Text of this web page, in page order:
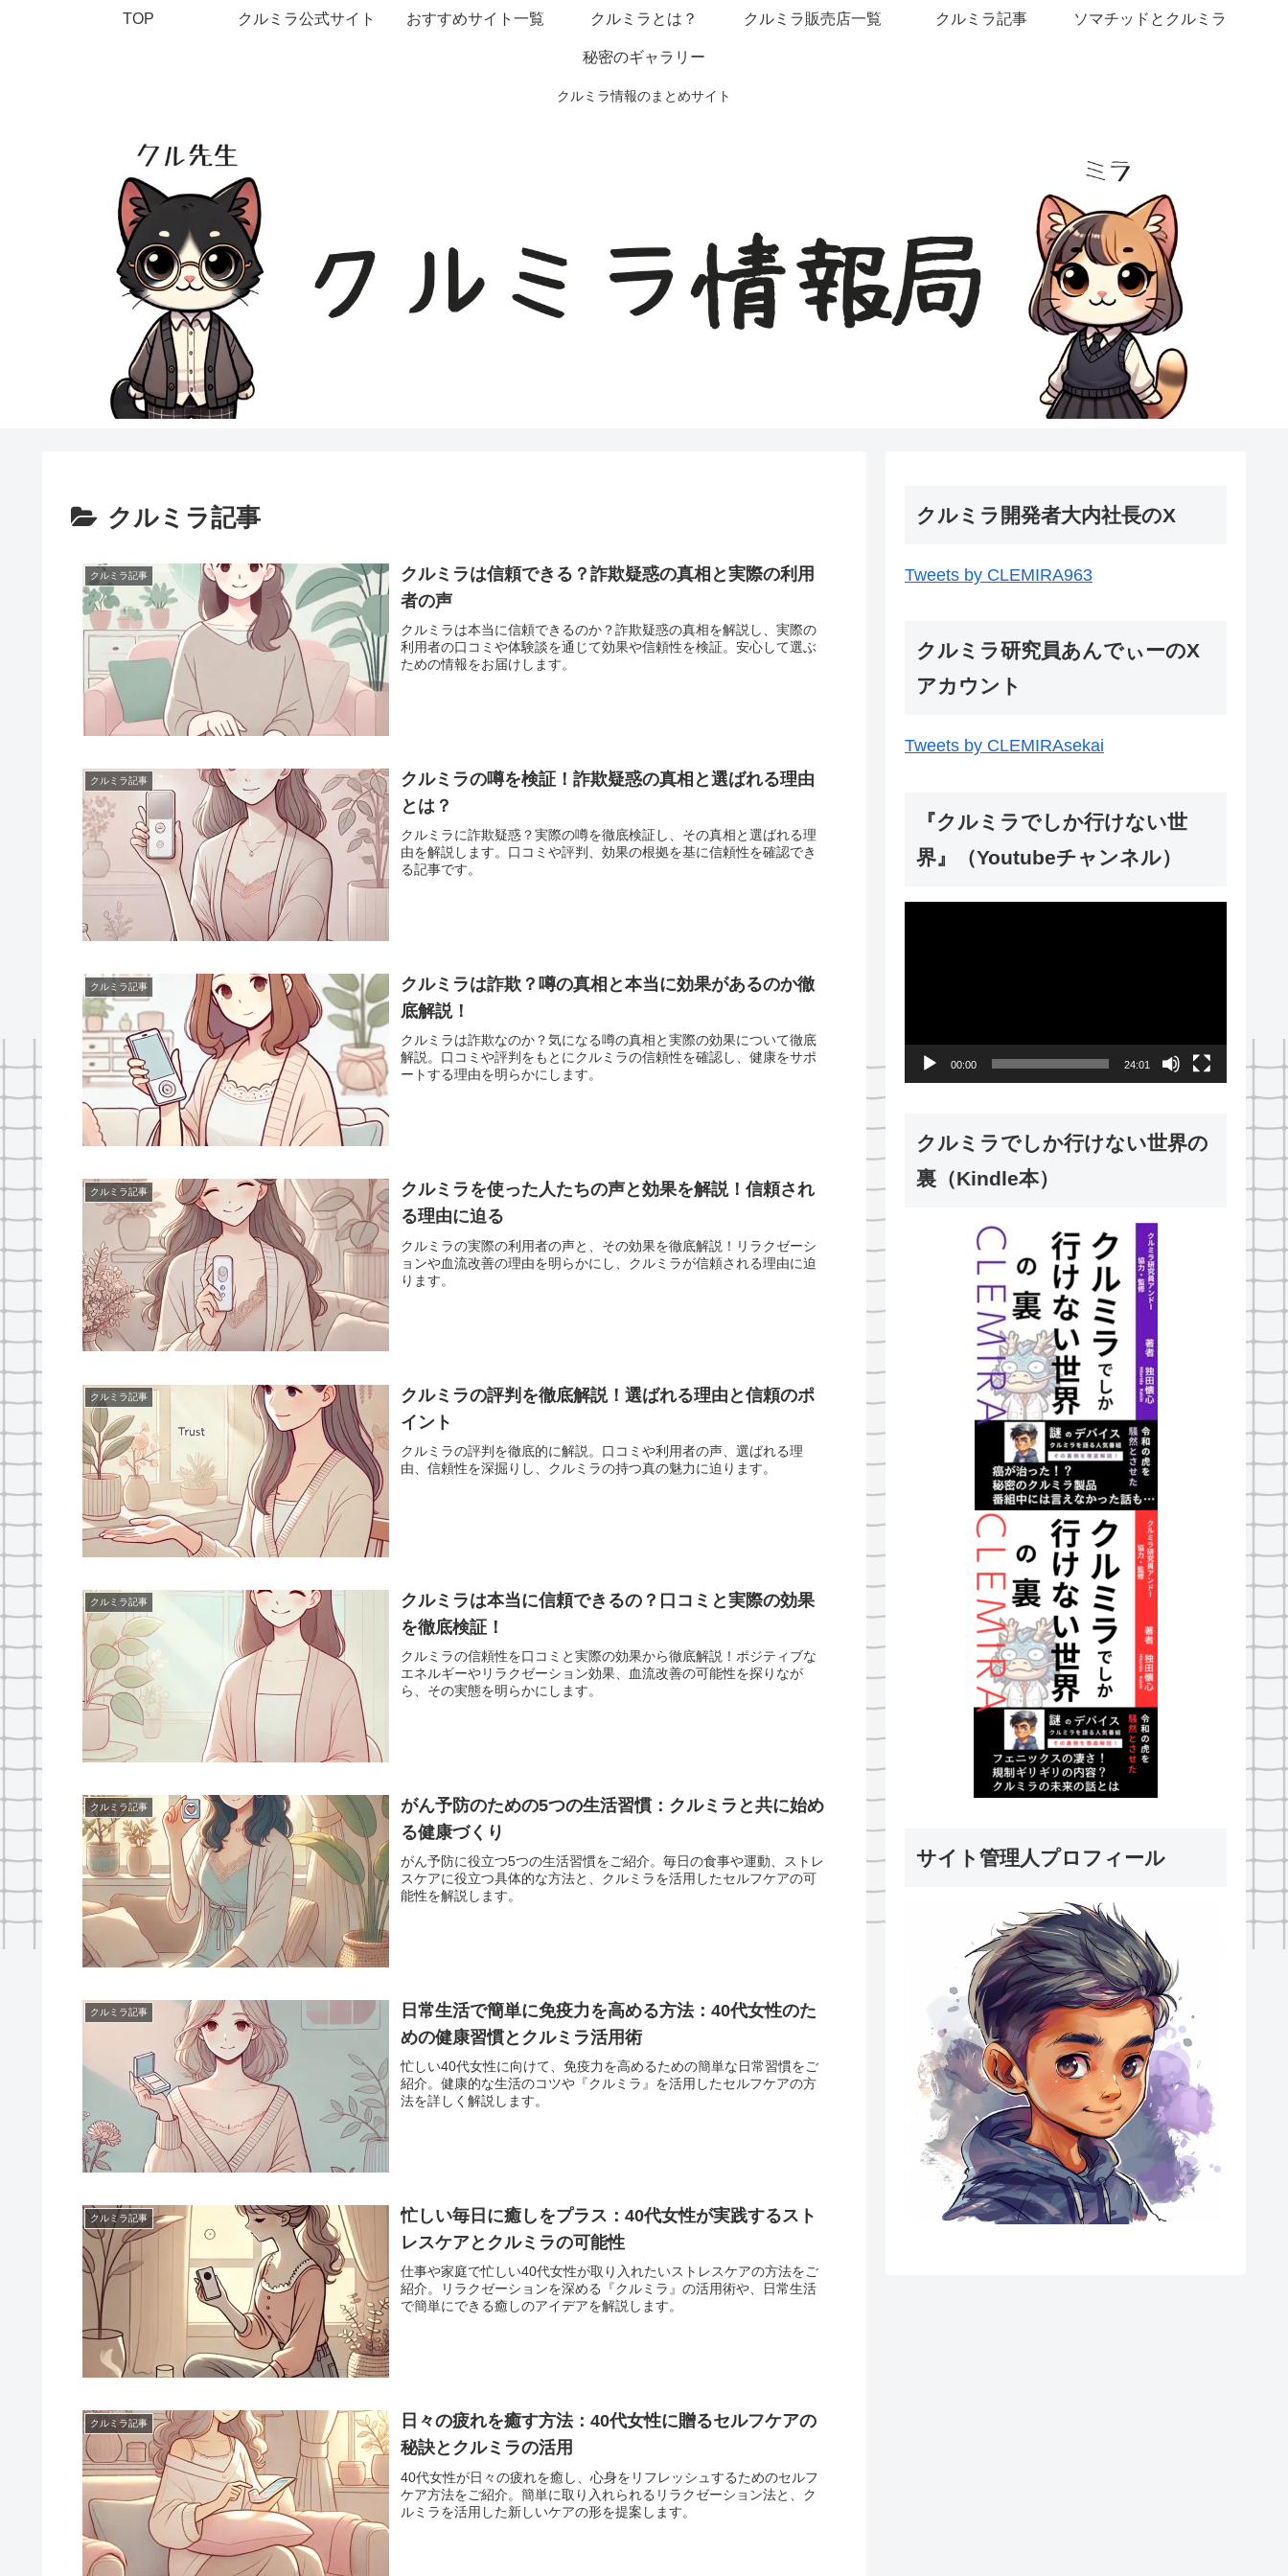
クルミラ情報のまとめサイト
TOP クルミラ公式サイト おすすめサイト一覧 クルミラとは？ クルミラ販売店一覧 クルミラ記事 ソマチッドとクルミラ
秘密のギャラリー
クルミラ記事
クルミラ記事
クルミラは信頼できる？詐欺疑惑の真相と実際の利用
者の声
クルミラは本当に信頼できるのか？詐欺疑惑の真相を解説し、実際の
利用者の口コミや体験談を通じて効果や信頼性を検証。安心して選ぶ
ための情報をお届けします。
クルミラ記事
クルミラの噂を検証！詐欺疑惑の真相と選ばれる理由
とは？
クルミラに詐欺疑惑？実際の噂を徹底検証し、その真相と選ばれる理
由を解説します。口コミや評判、効果の根拠を基に信頼性を確認でき
る記事です。
クルミラ記事
クルミラは詐欺？噂の真相と本当に効果があるのか徹
底解説！
クルミラは詐欺なのか？気になる噂の真相と実際の効果について徹底
解説。口コミや評判をもとにクルミラの信頼性を確認し、健康をサポ
ートする理由を明らかにします。
クルミラ記事
クルミラを使った人たちの声と効果を解説！信頼され
る理由に迫る
クルミラの実際の利用者の声と、その効果を徹底解説！リラクゼーシ
ョンや血流改善の理由を明らかにし、クルミラが信頼される理由に迫
ります。
クルミラ記事
クルミラの評判を徹底解説！選ばれる理由と信頼のポ
イント
クルミラの評判を徹底的に解説。口コミや利用者の声、選ばれる理
由、信頼性を深掘りし、クルミラの持つ真の魅力に迫ります。
クルミラ記事
クルミラは本当に信頼できるの？口コミと実際の効果
を徹底検証！
クルミラの信頼性を口コミと実際の効果から徹底解説！ポジティブな
エネルギーやリラクゼーション効果、血流改善の可能性を探りなが
ら、その実態を明らかにします。
クルミラ記事
がん予防のための5つの生活習慣：クルミラと共に始め
る健康づくり
がん予防に役立つ5つの生活習慣をご紹介。毎日の食事や運動、ストレ
スケアに役立つ具体的な方法と、クルミラを活用したセルフケアの可
能性を解説します。
クルミラ記事
日常生活で簡単に免疫力を高める方法：40代女性のた
めの健康習慣とクルミラ活用術
忙しい40代女性に向けて、免疫力を高めるための簡単な日常習慣をご
紹介。健康的な生活のコツや『クルミラ』を活用したセルフケアの方
法を詳しく解説します。
クルミラ記事
忙しい毎日に癒しをプラス：40代女性が実践するスト
レスケアとクルミラの可能性
仕事や家庭で忙しい40代女性が取り入れたいストレスケアの方法をご
紹介。リラクゼーションを深める『クルミラ』の活用術や、日常生活
で簡単にできる癒しのアイデアを解説します。
クルミラ記事
日々の疲れを癒す方法：40代女性に贈るセルフケアの
秘訣とクルミラの活用
40代女性が日々の疲れを癒し、心身をリフレッシュするためのセルフ
ケア方法をご紹介。簡単に取り入れられるリラクゼーション法と、ク
ルミラを活用した新しいケアの形を提案します。
クルミラ開発者大内社長のX
Tweets by CLEMIRA963
クルミラ研究員あんでぃーのX
アカウント
Tweets by CLEMIRAsekai
『クルミラでしか行けない世
界』（Youtubeチャンネル）
00:00 24:01
クルミラでしか行けない世界の
裏（Kindle本）
サイト管理人プロフィール